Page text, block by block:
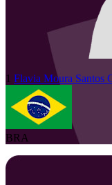
1 Flavia Moura Santos
BRA